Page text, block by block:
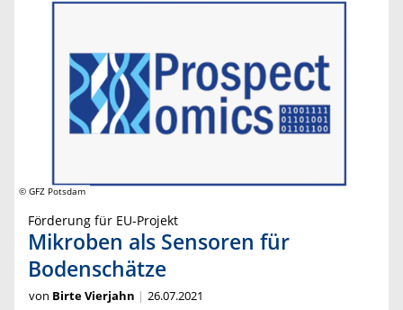
© GFZ Potsdam
Förderung für EU-Projekt
Mikroben als Sensoren für
Bodenschätze
von Birte Vierjahn 26.07.2021